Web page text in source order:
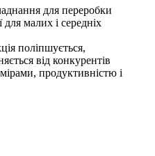
для переробки
для малих і середніх
поліпшується,
від конкурентів
продуктивністю і